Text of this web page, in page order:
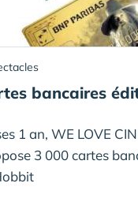
bancaires
1 an, WE LOVE
3 000 cartes